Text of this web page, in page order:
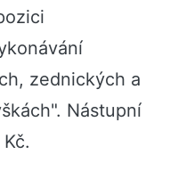
zednických a
Nástupní